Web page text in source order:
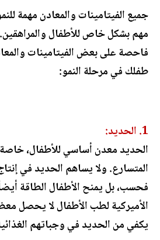
جميع الفيتامينات والمعادن مهمة
مهم بشكل خاص للأطفال
فاحصة على بعض الفيتامينات
طفلك في مرحلة النمو:
1. الحديد:
الحديد معدن أساسي للأطفال،
المتسارع. ولا يساهم الحديد في
فحسب، بل يمنح الأطفال الطاقة
الأميركية لطب الأطفال لا يحصل
يكفي من الحديد في وجباتهم